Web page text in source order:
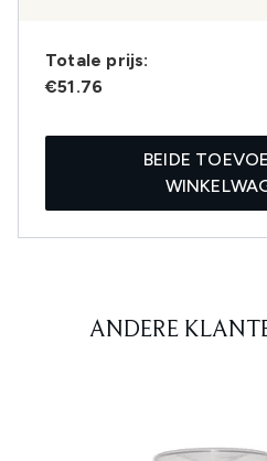
Totale prijs:
€51.76
BEIDE
ANDERE